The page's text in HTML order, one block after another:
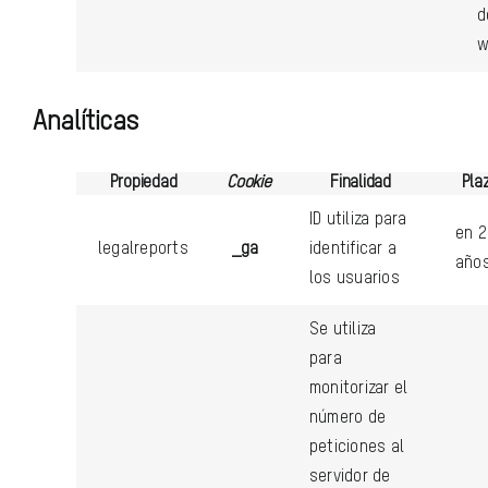
Analíticas
Propiedad Cookie Finalidad
legalreports _ga
ID utiliza para
identificar a
los usuarios
en 2
Se utiliza
para
monitorizar el
número de
peticiones al
servidor de